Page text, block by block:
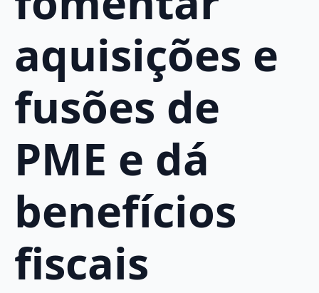
aquisições e
fusões de
PME e dá
benefícios
fiscais